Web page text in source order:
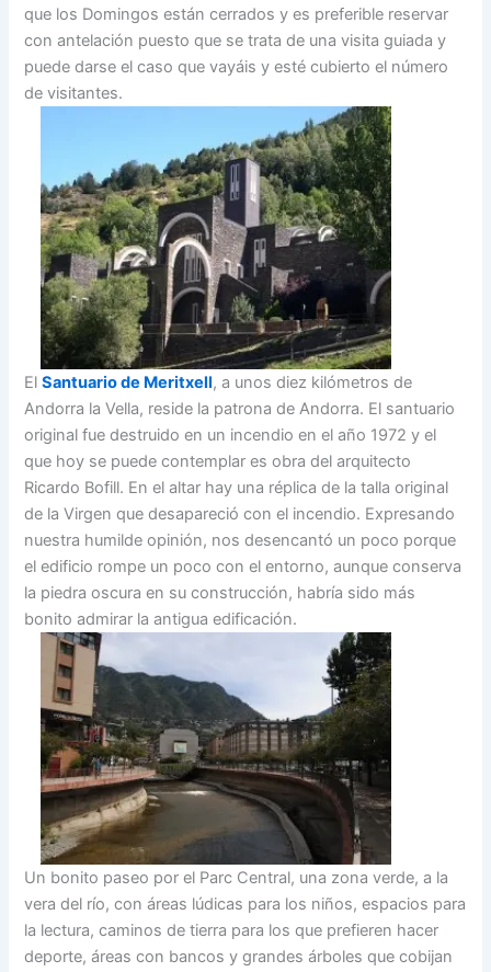
que los Domingos están cerrados y es preferible reservar
con antelación puesto que se trata de una visita guiada y
puede darse el caso que vayáis y esté cubierto el número
de visitantes.
ElSantuario de Meritxell, a unos diez kilómetros de
Andorra la Vella, reside la patrona de Andorra. El santuario
original fue destruido en un incendio en el año 1972 y el
que hoy se puede contemplar es obra del arquitecto
Ricardo Bofill. En el altar hay una réplica de la talla original
de la Virgen que desapareció con el incendio. Expresando
nuestra humilde opinión, nos desencantó un poco porque
el edificio rompe un poco con el entorno, aunque conserva
la piedra oscura en su construcción, habría sido más
bonito admirar la antigua edificación.
Un bonito paseo por el Parc Central, una zona verde, a la
vera del río, con áreas lúdicas para los niños, espacios para
la lectura, caminos de tierra para los que prefieren hacer
deporte, áreas con bancos y grandes árboles que cobijan